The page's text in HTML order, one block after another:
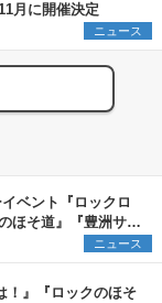
月に開催決定
ニュース
ベント『ロックロ
ほそ道』『豊洲サン
ニュース
！』『ロックのほそ